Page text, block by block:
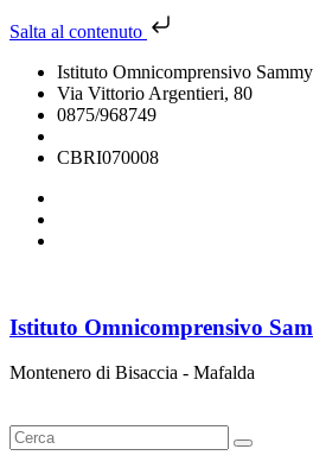
Salta al contenuto
Istituto Omnicomprensivo
Via Vittorio Argentieri, 80
0875/968749
CBRI070008
Istituto Omnicomprensivo
Montenero di Bisaccia - Mafalda